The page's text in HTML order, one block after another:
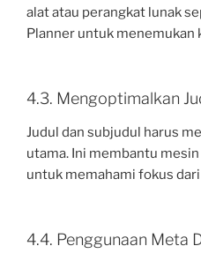
alat atau perangkat lunak
Planner untuk menemukan
4.3. Mengoptimalkan
Judul dan subjudul harus
utama. Ini membantu
untuk memahami fokus
4.4. Penggunaan Meta